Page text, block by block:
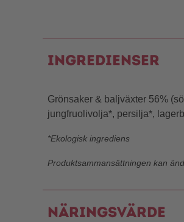
Ingredienser
Grönsaker & baljväxter 56%
jungfruolivolja*, persilja*,
*Ekologisk ingrediens
Produktsammansättningen kan
Näringsvärde